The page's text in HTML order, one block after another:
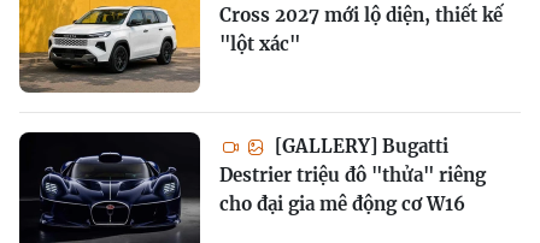
Cross 2027 mới lộ diện, thiết kế
"lột xác"
[GALLERY] Bugatti
Destrier triệu đô "thửa" riêng
cho đại gia mê động cơ W16